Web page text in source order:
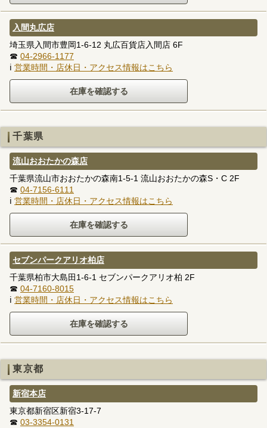
入間丸広店
埼玉県入間市豊岡1-6-12 丸広百貨店入間店 6F
☎ 04-2966-1177
ℹ 営業時間・店休日・アクセス情報はこちら
千葉県
流山おおたかの森店
千葉県流山市おおたかの森南1-5-1 流山おおたかの森S・C 2F
☎ 04-7156-6111
ℹ 営業時間・店休日・アクセス情報はこちら
セブンパークアリオ柏店
千葉県柏市大島田1-6-1 セブンパークアリオ柏 2F
☎ 04-7160-8015
ℹ 営業時間・店休日・アクセス情報はこちら
東京都
新宿本店
東京都新宿区新宿3-17-7
☎ 03-3354-0131